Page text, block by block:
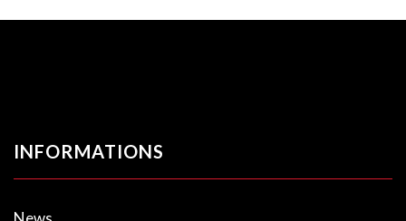
INFORMATIONS